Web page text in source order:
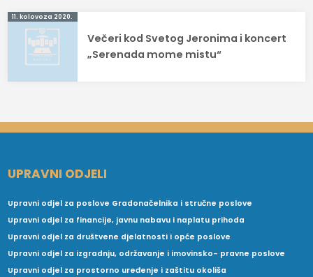
11. kolovoza 2020.
Večeri kod Svetog Jeronima i koncert
„Serenada mome mistu“
UPRAVNI ODJELI
Upravni odjel za poslove Gradonačelnika i stručne poslove
Upravni odjel za financije, javnu nabavu i naplatu prihoda
Upravni odjel za društvene djelatnosti i opće poslove
Upravni odjel za izgradnju, održavanje i imovinsko- pravne poslove
Upravni odjel za prostorno uređenje i zaštitu okoliša